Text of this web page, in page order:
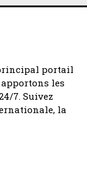
portail
les
7. Suivez
la